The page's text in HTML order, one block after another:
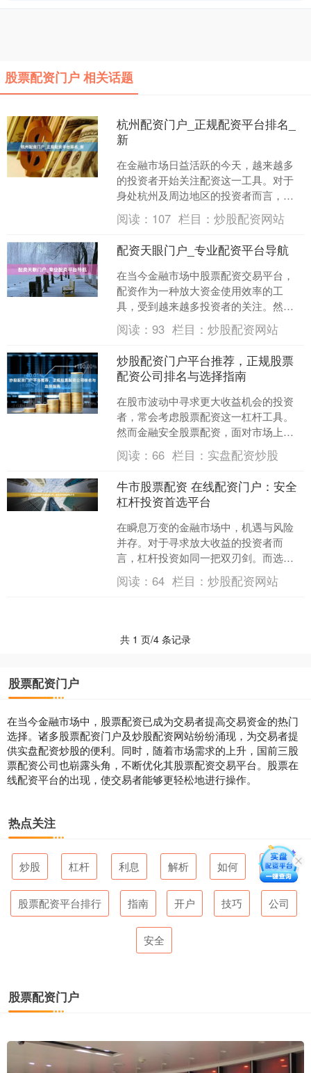
股票配资门户 相关话题
杭州配资门户_正规配资平台排名_
新
在金融市场日益活跃的今天，越来越多
的投资者开始关注配资这一工具。对于
身处杭州及周边地区的投资者而言，如
何找到一家可靠的配资平台股票配资交
易平台，成为了投资前必须....
阅读： 107 栏目：炒股配资网站
配资天眼门户_专业配资平台导航
在当今金融市场中股票配资交易平台，
配资作为一种放大资金使用效率的工
具，受到越来越多投资者的关注。然
而，面对市场上众多的配资平台，如何
选择一家安全、合规、服务优质....
阅读：93 栏目：炒股配资网站
炒股配资门户平台推荐，正规股票
配资公司排名与选择指南
在股市波动中寻求更大收益机会的投资
者，常会考虑股票配资这一杠杆工具。
然而金融安全股票配资，面对市场上众
多的配资平台，如何辨别正规性并做出
安全可靠的选择，成为投资....
阅读：66 栏目： 实盘配资炒股
牛市股票配资 在线配资门户：安全
杠杆投资首选平台
在瞬息万变的金融市场中，机遇与风险
并存。对于寻求放大收益的投资者而
言，杠杆投资如同一把双刃剑。而选择
一个安全、可靠的在线配资门户，无疑
是驾驭这把利剑、在风险可控....
阅读：64 栏目：炒股配资网站
共 1 页/4 条记录
股票配资门户
在当今金融市场中，股票配资已成为交易者提高交易资金的热门
选择。诸多股票配资门户及炒股配资网站纷纷涌现，为交易者提
供实盘配资炒股的便利。同时，随着市场需求的上升，国前三股
票配资公司也崭露头角，不断优化其股票配资交易平台。股票在
线配资平台的出现，使交易者能够更轻松地进行操作。
热点关注
炒股 杠杆 利息 解析 如何 五大
股票配资平台排行 指南 开户 技巧 公司
安全
股票配资门户